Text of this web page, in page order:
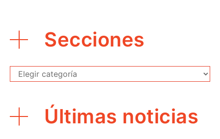
Secciones
Secciones
Últimas noticias